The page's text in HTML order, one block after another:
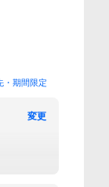
・期間限定
変更